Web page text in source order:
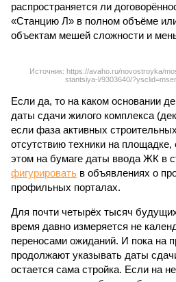
распространяется ли
«Станцию Л» в полном объёме
объектам мешей сложности и
Источник: https://avaho.ru/novostroyka/
stantsiya-l/9303640/
Если да, то на каком основании
даты сдачи жилого комплекса
если фаза активных
отсутствию техники на
этом на бумаге даты ввода ЖК в
фигурировать в объявлениях о
профильных порталах.
Для почти четырёх тысяч
время давно измеряется не
переносами ожиданий. И пока на
продолжают указывать даты
остается сама стройка. Если на